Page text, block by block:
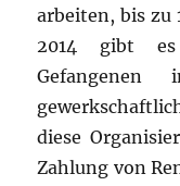
arbeiten, bis zu
2014 gibt
diese
Zahlung von